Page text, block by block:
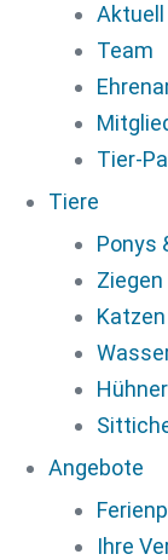
Aktuell
Team
Tier-
Tiere
Ponys
Angebote
Ihre